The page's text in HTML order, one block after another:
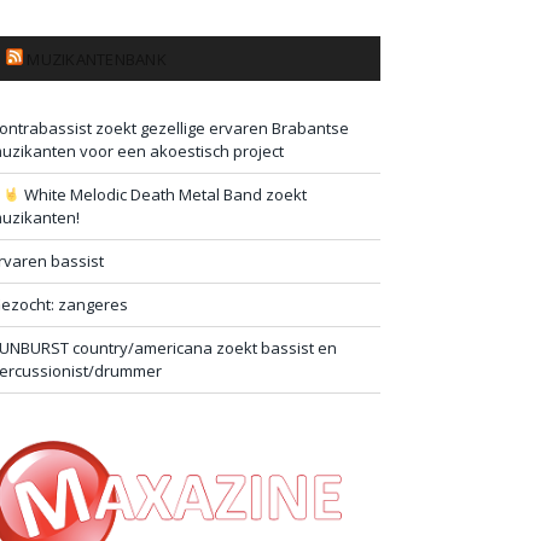
zoekt gezellige ervaren Brabantse
voor een akoestisch project
White Melodic Death Metal Band zoekt
bassist
zangeres
country/americana zoekt bassist en
drummer